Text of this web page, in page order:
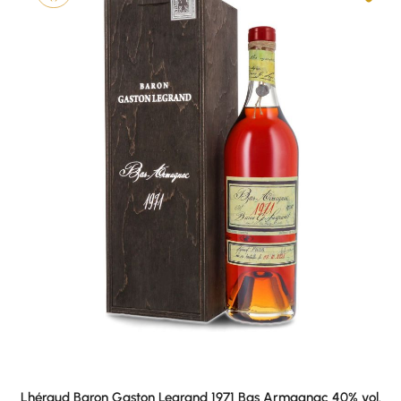
Lhéraud Baron Gaston Legrand 1971 Bas Armagnac 40% vol.